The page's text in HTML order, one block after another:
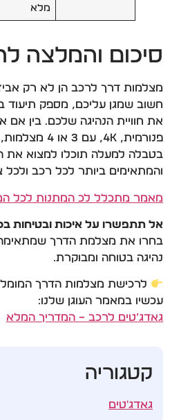
מלא
סיכום והמלצה
מצלמות דרך לרכב הן לא רק
חשוב שמגן עליכם, מספק תיעוד
את חוויית הנהיגה שלכם. בין
בטבלה למעלה תוכלו למצוא את
והמתאימים ביותר לכל רכב ולכל
מאמר מתכלל לכ המתנות לכל
אל תתפשרו על איכות ובטיחות
בחרו את מצלמת הדרך
נהיגה בטוחה ומבוקרת.
לרכישת מצלמות הדרך
עכשיו במאמר העוגן שלנו:
גאדג’טים לרכב – המדריך המלא
קטגוריה
גאדג'טים